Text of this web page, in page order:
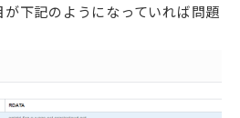
下記のようになっていれば問題